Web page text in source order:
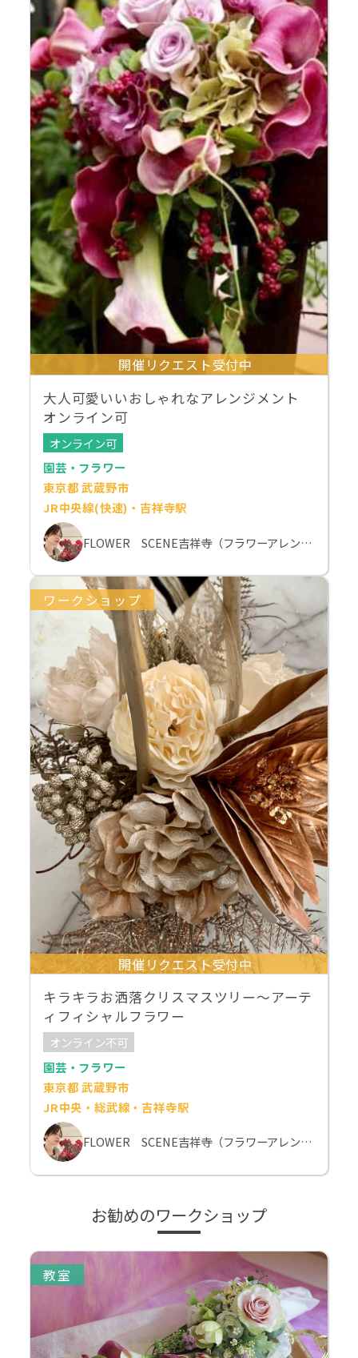
開催リクエスト受付中
大人可愛いいおしゃれなアレンジメント
オンライン可
オンライン可
園芸・フラワー
東京都 武蔵野市
JR中央線(快速)・吉祥寺駅
FLOWER SCENE吉祥寺（フラワーアレンジメント教室）
ワークショップ
開催リクエスト受付中
キラキラお洒落クリスマスツリー～アーテ
ィフィシャルフラワー
オンライン不可
園芸・フラワー
東京都 武蔵野市
JR中央・総武線・吉祥寺駅
FLOWER SCENE吉祥寺（フラワーアレンジメント教室）
お勧めのワークショップ
教室